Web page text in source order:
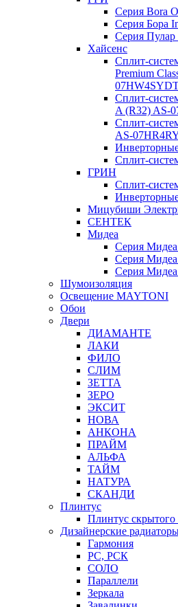
Серия Bora
Серия Бора
Серия Пулар
Хайсенс
Сплит-
Premium
Сплит-
A (R32) AS-
Сплит-
AS-
Сплит-
ГРИН
Сплит-
Мицубиши
СЕНТЕК
Мидеа
Серия
Серия
Серия
Шумоизоляция
Освещение MAYTONI
Обои
Двери
ДИАМАНТЕ
ЛАКИ
ФИЛО
СЛИМ
ЗЕТТА
ЗЕРО
ЭКСИТ
НОВА
АНКОНА
ПРАЙМ
АЛЬФА
ТАЙМ
НАТУРА
СКАНДИ
Плинтус
Плинтус скрытого
Дизайнерские
Гармония
РС, РСК
СОЛО
Параллели
Зеркала